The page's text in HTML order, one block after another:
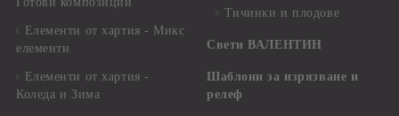
Елементи от хартия - Микс
елементи
Елементи от хартия -
Коледа и Зима
Тичинки и плодове
Свети ВАЛЕНТИН
Шаблони за изрязване и
релеф